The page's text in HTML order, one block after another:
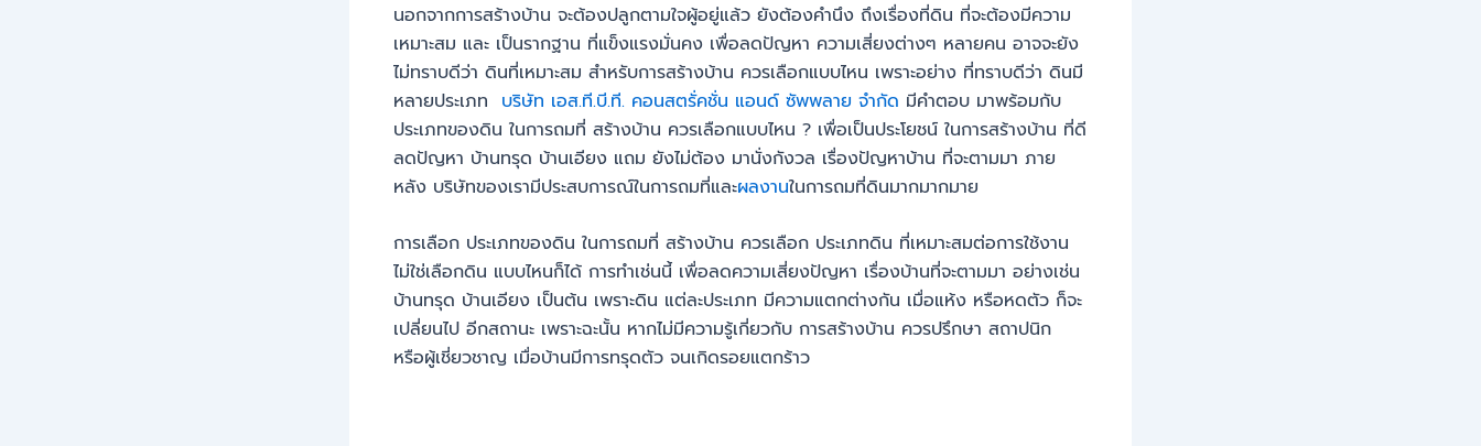
นอกจากการสร้างบ้าน จะต้องปลูกตามใจผู้อยู่แล้ว ยังต้องคำนึง ถึงเรื่องที่ดิน ที่จะต้องมีความ
เหมาะสม และ เป็นรากฐาน ที่แข็งแรงมั่นคง เพื่อลดปัญหา ความเสี่ยงต่างๆ หลายคน อาจจะยัง
ไม่ทราบดีว่า ดินที่เหมาะสม สำหรับการสร้างบ้าน ควรเลือกแบบไหน เพราะอย่าง ที่ทราบดีว่า ดินมี
หลายประเภท บริษัท เอส.ที.บี.ที. คอนสตรั่คชั่น แอนด์ ซัพพลาย จำกัด มีคำตอบ มาพร้อมกับ
ประเภทของดิน ในการถมที่ สร้างบ้าน ควรเลือกแบบไหน ? เพื่อเป็นประโยชน์ ในการสร้างบ้าน ที่ดี
ลดปัญหา บ้านทรุด บ้านเอียง แถม ยังไม่ต้อง มานั่งกังวล เรื่องปัญหาบ้าน ที่จะตามมา ภาย
หลัง บริษัทของเรามีประสบการณ์ในการถมที่และผลงานในการถมที่ดินมากมากมาย
การเลือก ประเภทของดิน ในการถมที่ สร้างบ้าน ควรเลือก ประเภทดิน ที่เหมาะสมต่อการใช้งาน
ไม่ใช่เลือกดิน แบบไหนก็ได้ การทำเช่นนี้ เพื่อลดความเสี่ยงปัญหา เรื่องบ้านที่จะตามมา อย่างเช่น
บ้านทรุด บ้านเอียง เป็นต้น เพราะดิน แต่ละประเภท มีความแตกต่างกัน เมื่อแห้ง หรือหดตัว ก็จะ
เปลี่ยนไป อีกสถานะ เพราะฉะนั้น หากไม่มีความรู้เกี่ยวกับ การสร้างบ้าน ควรปรึกษา สถาปนิก
หรือผู้เชี่ยวชาญ เมื่อบ้านมีการทรุดตัว จนเกิดรอยแตกร้าว